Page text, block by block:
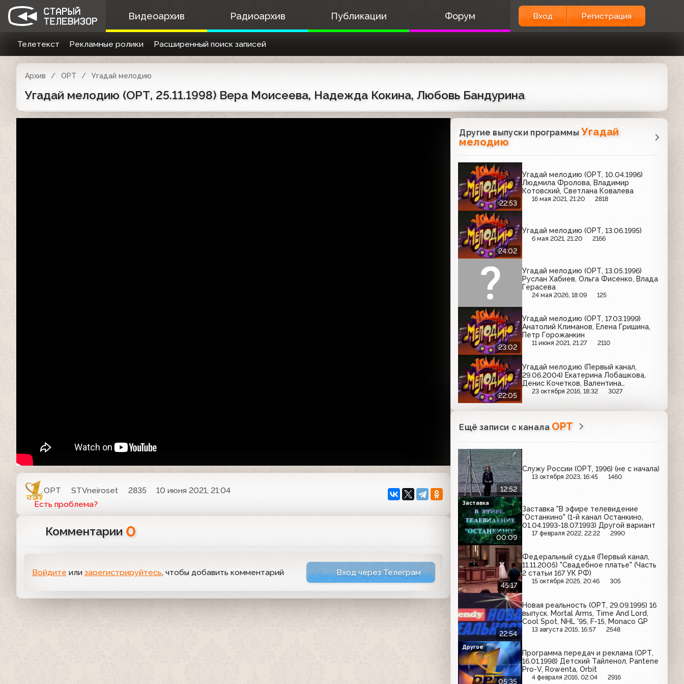
Видеоархив Радиоархив Публикации Форум Вход Регистрация
Телетекст Рекламные ролики Расширенный поиск записей
Архив ОРТ Угадай мелодию
Угадай мелодию (ОРТ, 25.11.1998) Вера Моисеева, Надежда Кокина, Любовь Бандурина
ОРТ STVneiroset 2835
10 июня 2021, 21:04
Есть проблема?
Комментарии 0
Войдите или зарегистрируйтесь, чтобы добавить комментарий Вход через Телеграм
Другие выпуски программы Угадай
мелодию
22:53
Угадай мелодию (ОРТ, 10.04.1996)
Людмила Фролова, Владимир
Котовский, Светлана Ковалева
16 мая 2021, 21:20 2818
24:02
Угадай мелодию (ОРТ, 13.06.1995)
6 мая 2021, 21:20 2166
Угадай мелодию (ОРТ, 13.05.1996)
Руслан Хабиев, Ольга Фисенко, Влада
Герасева
24 мая 2026, 18:09 125
23:02
Угадай мелодию (ОРТ, 17.03.1999)
Анатолий Климанов, Елена Гришина,
Петр Горожанкин
11 июня 2021, 21:27 2110
22:05
Угадай мелодию (Первый канал,
29.06.2004) Екатерина Лобашкова,
Денис Кочетков, Валентина
Вершинина
23 октября 2016, 18:32 3027
Ещё записи с канала ОРТ
12:52
Служу России (ОРТ, 1996) (не с начала)
13 октября 2023, 16:45 1460
00:09
Заставка "В эфире телевидение
"Останкино" (1-й канал Останкино,
01.04.1993-18.07.1993) Другой вариант
17 февраля 2022, 22:22 2990
Заставка
45:17
Федеральный судья (Первый канал,
11.11.2005) "Свадебное платье" (Часть
2 статьи 167 УК РФ)
15 октября 2025, 20:46 305
22:54
Новая реальность (ОРТ, 29.09.1995) 16
выпуск. Mortal Arms, Time And Lord,
Cool Spot, NHL '95, F-15, Monaco GP
13 августа 2015, 16:57 2548
05:35
Программа передач и реклама (ОРТ,
16.01.1998) Детский Тайленол, Pantene
Pro-V, Rowenta, Orbit
4 февраля 2016, 02:04 2916
Другое